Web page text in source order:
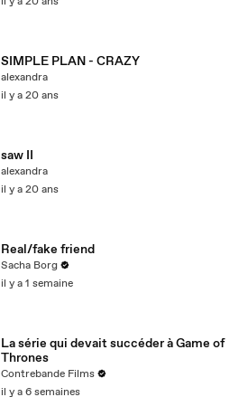
SIMPLE PLAN - CRAZY
alexandra
il y a 20 ans
saw II
alexandra
il y a 20 ans
Real/fake friend
Sacha Borg
il y a 1 semaine
La série qui devait succéder à Game of
Thrones
Contrebande Films
il y a 6 semaines